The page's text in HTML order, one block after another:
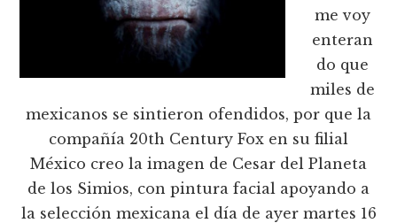
me voy
enteran
do que
miles de
mexicanos se sintieron ofendidos, por que la
compañía 20th Century Fox en su filial
México creo la imagen de Cesar del Planeta
de los Simios, con pintura facial apoyando a
la selección mexicana el día de ayer martes 16